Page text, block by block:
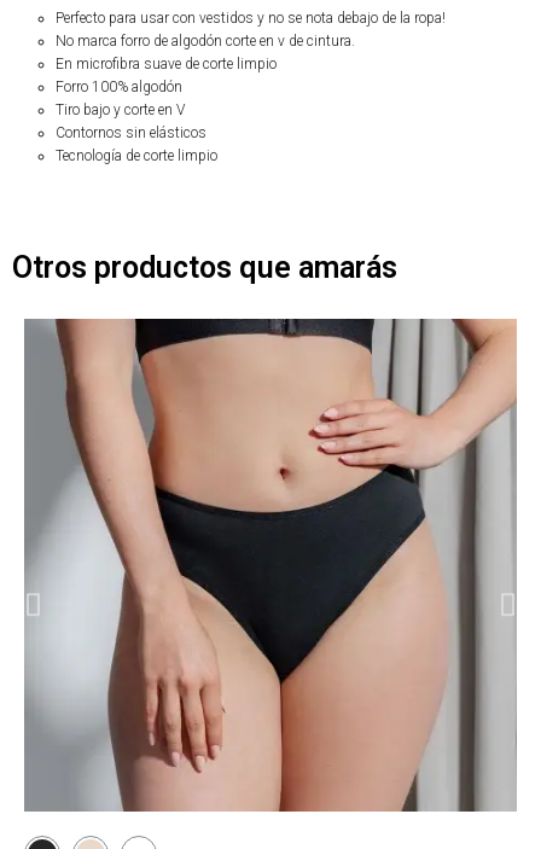
Perfecto para usar con vestidos y no se nota debajo de la ropa!
No marca forro de algodón corte en v de cintura.
En microfibra suave de corte limpio
Forro 100% algodón
Tiro bajo y corte en V
Contornos sin elásticos
Tecnología de corte limpio
Otros productos que amarás